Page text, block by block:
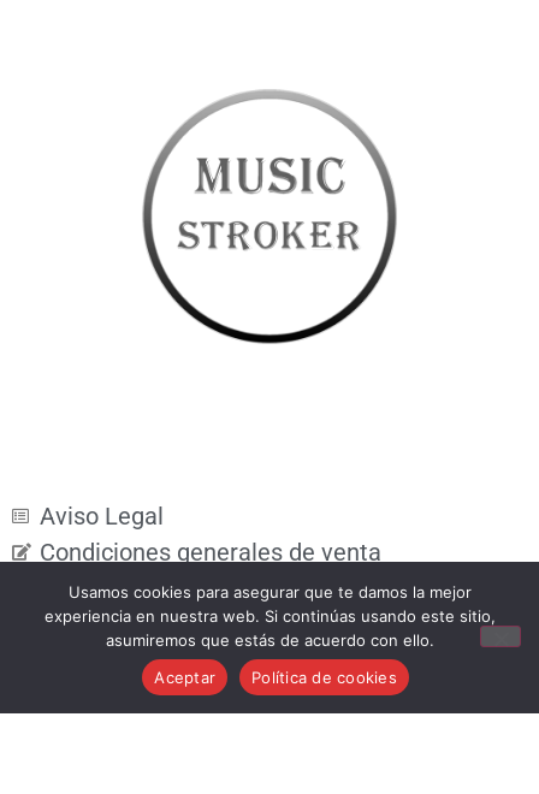
Aviso Legal
Condiciones generales de venta
Política de cookies
Política de privacidad
Política de devoluciones
Usamos cookies para asegurar que te damos la mejor
experiencia en nuestra web. Si continúas usando este sitio,
asumiremos que estás de acuerdo con ello.
Aceptar
Política de cookies